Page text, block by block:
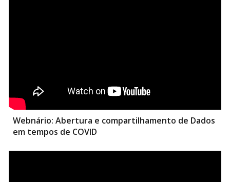
Webnário:Abertura e compartilhamento de Dados
em tempos de COVID